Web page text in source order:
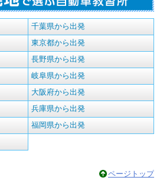
千葉県から出発
東京都から出発
長野県から出発
岐阜県から出発
大阪府から出発
兵庫県から出発
福岡県から出発
ページトップ